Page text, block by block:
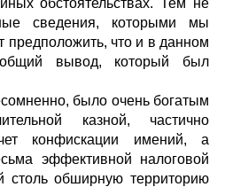
обстоятельствах. Тем не
сведения, которыми мы
предположить, что и в данном
вывод, который был
было очень богатым
казной, частично
конфискации имений, а
эффективной налоговой
столь обширную территорию